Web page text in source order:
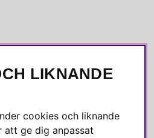
LIKNANDE
cookies och liknande
att ge dig anpassat